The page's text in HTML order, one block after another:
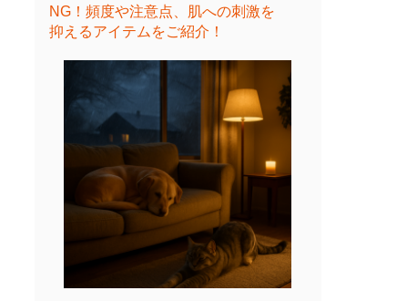
NG！頻度や注意点、肌への刺激を
抑えるアイテムをご紹介！